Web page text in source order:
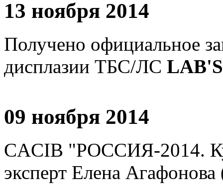
13 ноября 2014
Получено официальное
дисплазии ТБС/ЛС
09 ноября 2014
CACIB "РОССИЯ-2014.
эксперт Елена Агафонова